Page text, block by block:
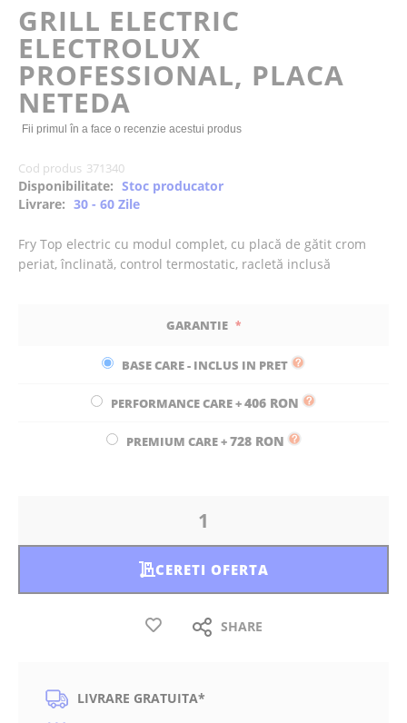
of
the
images
gallery
GRILL ELECTRIC
ELECTROLUX
PROFESSIONAL, PLACA
NETEDA
Fii primul în a face o recenzie acestui produs
Cod produs 371340
Disponibilitate: Stoc producator
Livrare: 30 - 60 Zile
Fry Top electric cu modul complet, cu placă de gătit crom
periat, înclinată, control termostatic, racletă inclusă
GARANTIE
BASE CARE - INCLUS IN PRET
PERFORMANCE CARE+406 RON
PREMIUM CARE+728 RON
CERETI OFERTA
SHARE
LIVRARE GRATUITA*